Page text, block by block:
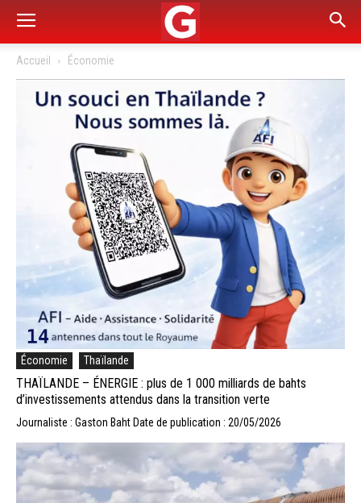
Accueil Économie
Économie Thaïlande
THAÏLANDE – ÉNERGIE : plus de 1 000 milliards de bahts
d’investissements attendus dans la transition verte
Journaliste : Gaston Baht Date de publication : 20/05/2026